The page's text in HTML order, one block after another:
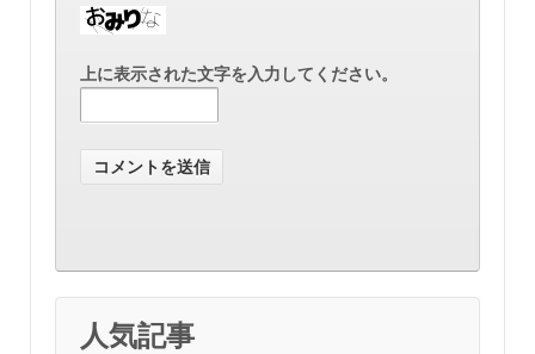
上に表示された文字を入力してください。
人気記事